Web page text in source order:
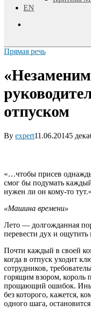
EN
Прямая речь
отпуском
By expert11.06.20145
«…чтобы присев
смог бы подумать
нужен ли он кому-то тут.»
«Машина времени»
Лето — долгожданная
перевести дух и
Почти каждый в своей
когда в отпуск уходит
сотрудников,
горящим взором, король
прощающий ошибок.
без которого, кажется,
одного шага,